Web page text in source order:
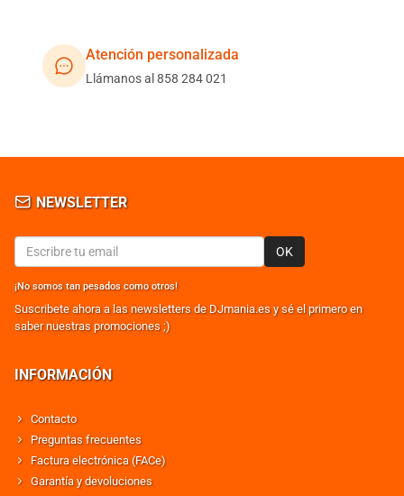
Atención personalizada
Llámanos al 858 284 021
NEWSLETTER
OK
¡No somos tan pesados como otros!
Suscribete ahora a las newsletters de DJmania.es y sé el primero en
saber nuestras promociones ;)
INFORMACIÓN
Contacto
Preguntas frecuentes
Factura electrónica (FACe)
Garantía y devoluciones